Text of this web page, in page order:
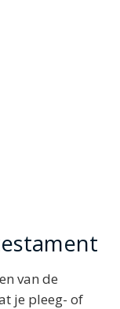
van de
je pleeg- of